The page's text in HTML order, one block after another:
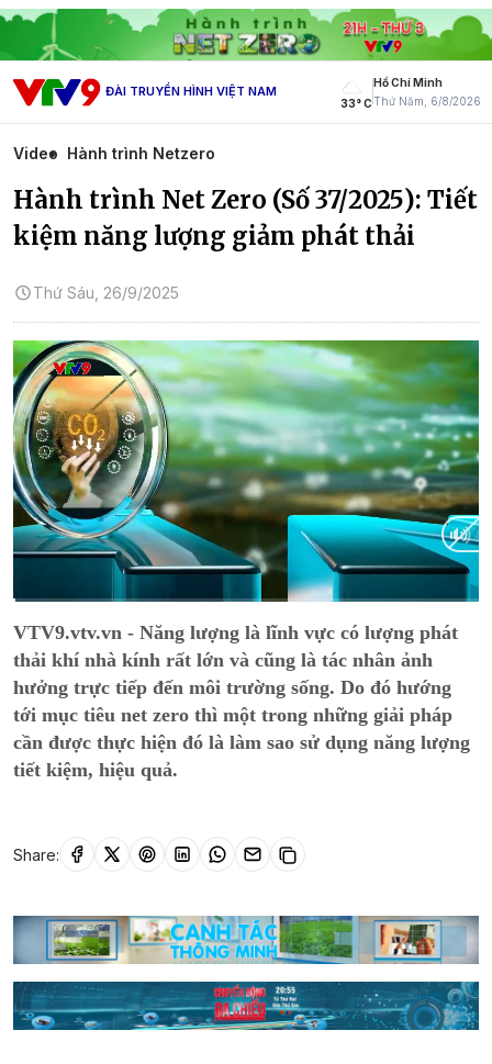
ĐÀI TRUYỀN HÌNH VIỆT NAM
33° C
Hồ Chí Minh
Thứ Năm, 6/8/2026
Video Hành trình Netzero
Hành trình Net Zero (Số 37/2025): Tiết
kiệm năng lượng giảm phát thải
Thứ Sáu, 26/9/2025
Time
VTV9.vtv.vn - Năng lượng là lĩnh vực có lượng phát
thải khí nhà kính rất lớn và cũng là tác nhân ảnh
hưởng trực tiếp đến môi trường sống. Do đó hướng
tới mục tiêu net zero thì một trong những giải pháp
cần được thực hiện đó là làm sao sử dụng năng lượng
tiết kiệm, hiệu quả.
Share: